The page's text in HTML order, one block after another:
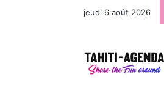
jeudi 6 août 2026